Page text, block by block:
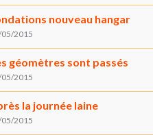
nouveau hangar
2015
géomètres sont passés
05/2015
la journée laine
05/2015